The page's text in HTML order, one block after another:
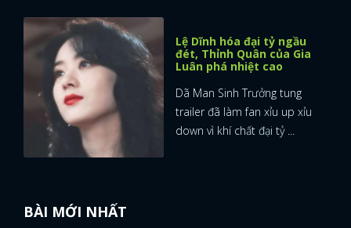
Lệ Dĩnh hóa đại tỷ ngầu
đét, Thỉnh Quân của Gia
Luân phá nhiệt cao
Dã Man Sinh Trưởng tung
trailer đã làm fan xỉu up xỉu
down vì khí chất đại tỷ ...
BÀI MỚI NHẤT